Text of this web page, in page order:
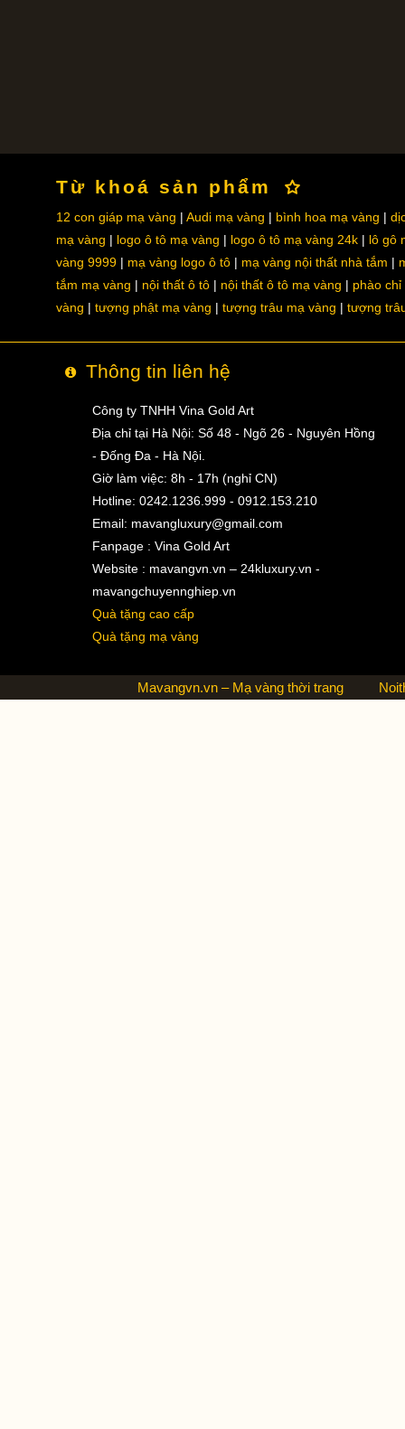
Từ khoá sản phẩm
12 con giáp mạ vàng Audi mạ vàng bình hoa mạ vàng
mạ vàng
logo ô tô mạ vàng logo ô tô mạ vàng 24k
lô gô
vàng 9999
mạ vàng logo ô tô mạ vàng nội thất nhà tắm
tắm mạ vàng
nội thất ô tô nội thất ô tô mạ vàng
phào chỉ
vàng
tượng phật mạ vàng tượng trâu mạ vàng tượng
Thông tin liên hệ
Công ty TNHH Vina Gold Art
Địa chỉ tại Hà Nội: Số 48 - Ngõ 26 - Nguyên Hồng
- Đống Đa - Hà Nội.
Giờ làm việc: 8h - 17h (nghỉ CN)
Hotline: 0242.1236.999 - 0912.153.210
Email: mavangluxury@gmail.com
Fanpage : Vina Gold Art
Website : mavangvn.vn – 24kluxury.vn -
mavangchuyennghiep.vn
Quà tặng cao cấp
Quà tặng mạ vàng
Mavangvn.vn – Mạ vàng thời trang